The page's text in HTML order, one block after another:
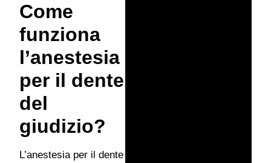
Come
funziona
l’anestesia
per il dente
del
giudizio?
L’anestesia per il dente